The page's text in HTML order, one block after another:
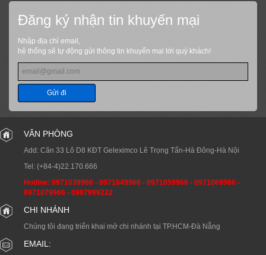
Đăng ký nhận tin khuyến mại
Nhập địa chỉ email,
hệ thống sẽ tự động gửi thông tin khuyến mại tới quý khách!
Gửi đi
VĂN PHÒNG
Add: Căn 33 Lô D8 KĐT Geleximco Lê Trọng Tấn-Hà Đông-Hà Nội
Tel: (+84-4)22.170.666
Hotline: 0971039966 - 0971049966 - 0971059966 - 0971069966 -
0971079966 - 0987999222
CHI NHÁNH
Chúng tôi đang triển khai mở chi nhánh tại TP.HCM-Đà Nẵng
EMAIL: